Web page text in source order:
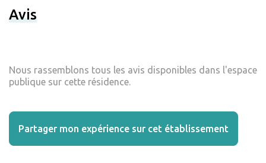
Avis
Nous rassemblons tous les avis disponibles dans l'espace
publique sur cette résidence.
Partager mon expérience sur cet établissement